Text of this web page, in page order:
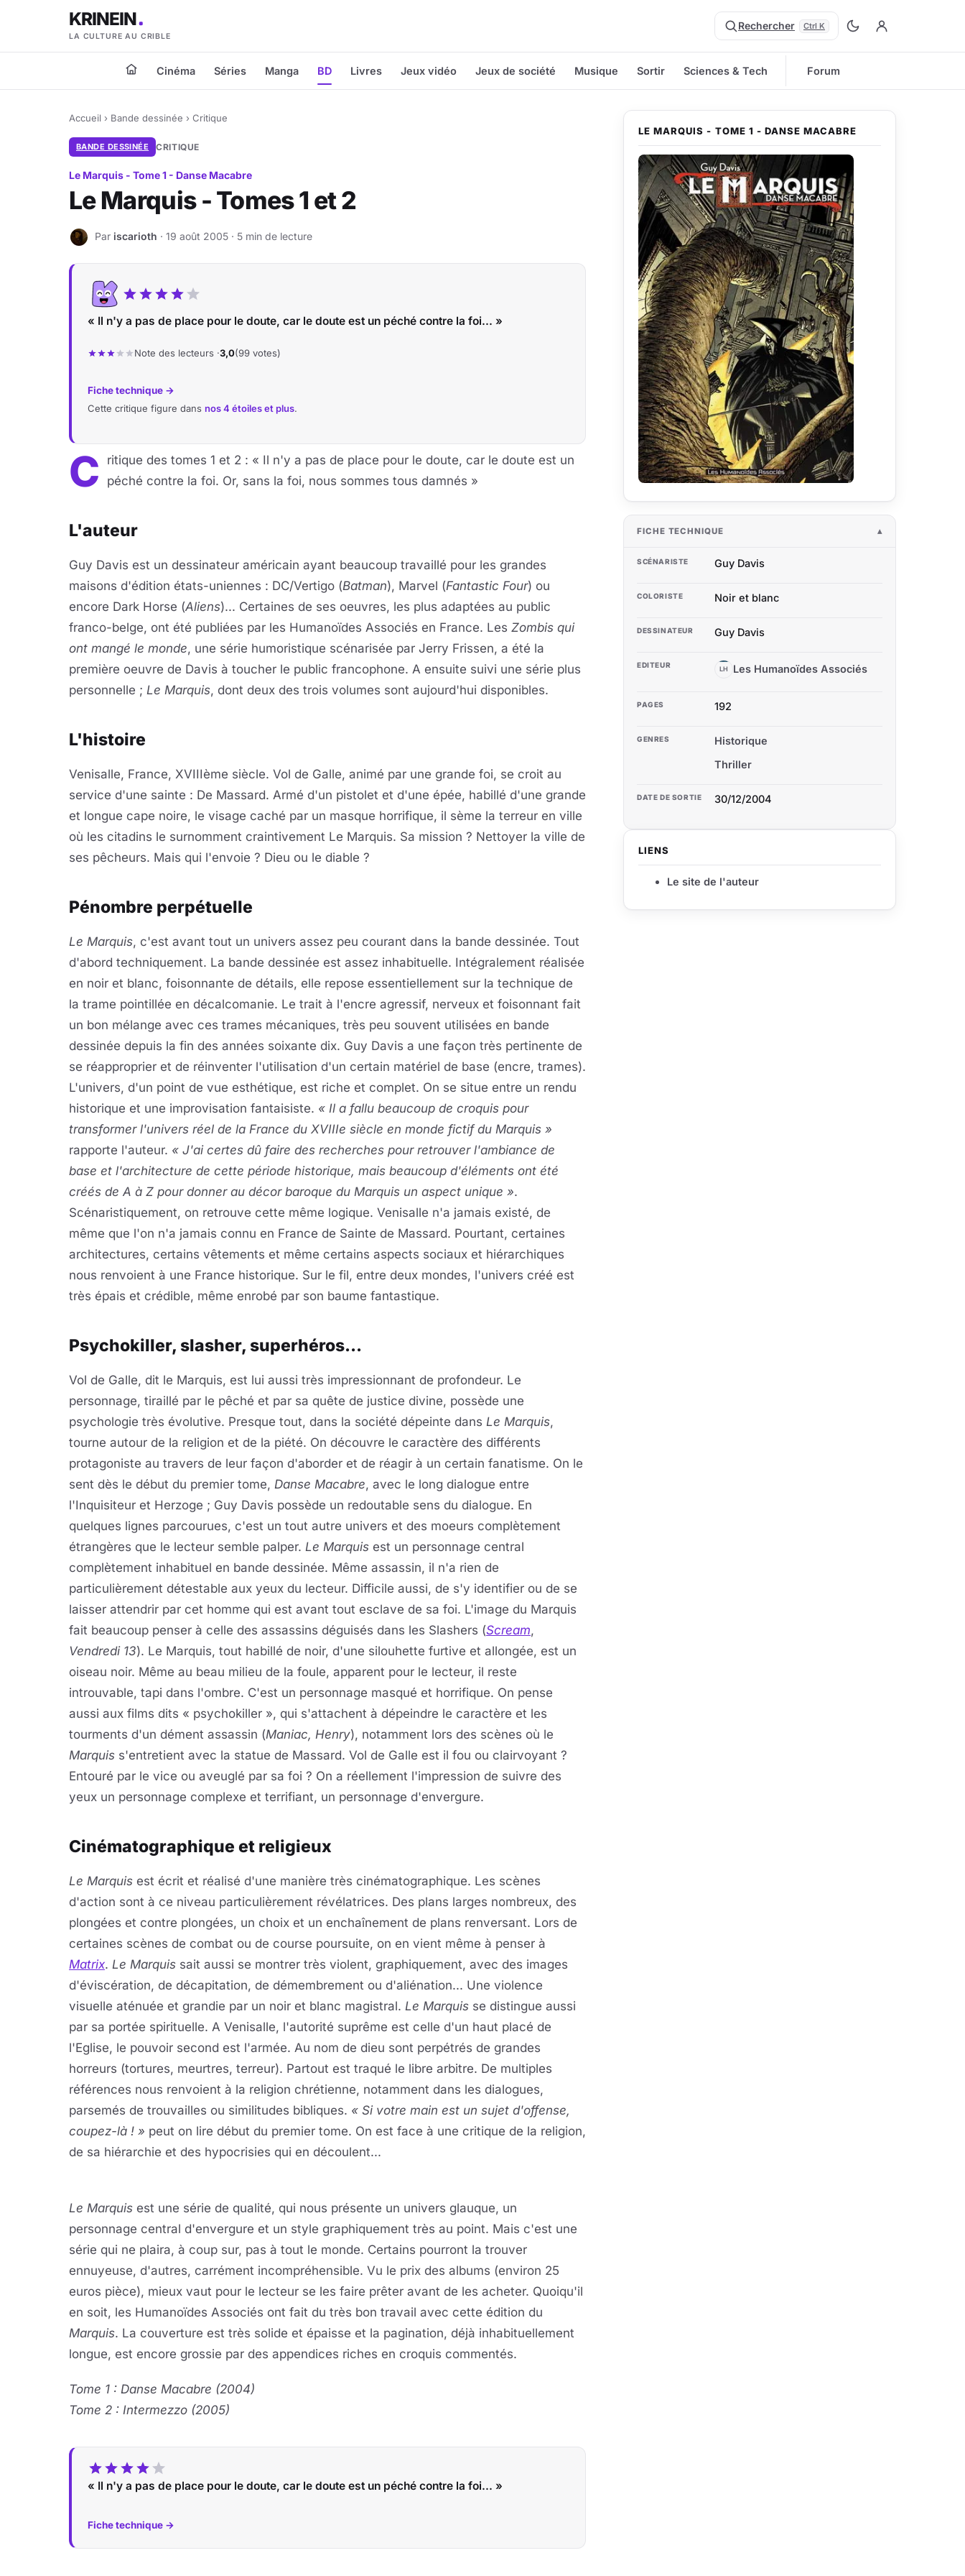
KRINEIN
LA CULTURE AU CRIBLE
Rechercher Ctrl K
Cinéma Séries Manga BD Livres Jeux vidéo Jeux de société Musique Sortir Sciences & Tech Forum
Accueil › Bande dessinée › Critique
BANDE DESSINÉE CRITIQUE
Le Marquis - Tome 1 - Danse Macabre
Le Marquis - Tomes 1 et 2
I Par iscarioth · 19 août 2005 · 5 min de lecture
« Il n'y a pas de place pour le doute, car le doute est un péché contre la foi... »
Note des lecteurs ·3,0(99 votes)
Fiche technique →
Cette critique figure dans nos 4 étoiles et plus.
C
ritique des tomes 1 et 2 : « Il n'y a pas de place pour le doute, car le doute est un
péché contre la foi. Or, sans la foi, nous sommes tous damnés »
L'auteur
Guy Davis est un dessinateur américain ayant beaucoup travaillé pour les grandes
maisons d'édition états-uniennes : DC/Vertigo (Batman), Marvel (Fantastic Four) ou
encore Dark Horse (Aliens)... Certaines de ses oeuvres, les plus adaptées au public
franco-belge, ont été publiées par les Humanoïdes Associés en France. Les Zombis qui
ont mangé le monde, une série humoristique scénarisée par Jerry Frissen, a été la
première oeuvre de Davis à toucher le public francophone. A ensuite suivi une série plus
personnelle ; Le Marquis, dont deux des trois volumes sont aujourd'hui disponibles.
L'histoire
Venisalle, France, XVIIIème siècle. Vol de Galle, animé par une grande foi, se croit au
service d'une sainte : De Massard. Armé d'un pistolet et d'une épée, habillé d'une grande
et longue cape noire, le visage caché par un masque horrifique, il sème la terreur en ville
où les citadins le surnomment craintivement Le Marquis. Sa mission ? Nettoyer la ville de
ses pêcheurs. Mais qui l'envoie ? Dieu ou le diable ?
Pénombre perpétuelle
Le Marquis, c'est avant tout un univers assez peu courant dans la bande dessinée. Tout
d'abord techniquement. La bande dessinée est assez inhabituelle. Intégralement réalisée
en noir et blanc, foisonnante de détails, elle repose essentiellement sur la technique de
la trame pointillée en décalcomanie. Le trait à l'encre agressif, nerveux et foisonnant fait
un bon mélange avec ces trames mécaniques, très peu souvent utilisées en bande
dessinée depuis la fin des années soixante dix. Guy Davis a une façon très pertinente de
se réapproprier et de réinventer l'utilisation d'un certain matériel de base (encre, trames).
L'univers, d'un point de vue esthétique, est riche et complet. On se situe entre un rendu
historique et une improvisation fantaisiste. « Il a fallu beaucoup de croquis pour
transformer l'univers réel de la France du XVIIIe siècle en monde fictif du Marquis »
rapporte l'auteur. « J'ai certes dû faire des recherches pour retrouver l'ambiance de
base et l'architecture de cette période historique, mais beaucoup d'éléments ont été
créés de A à Z pour donner au décor baroque du Marquis un aspect unique ».
Scénaristiquement, on retrouve cette même logique. Venisalle n'a jamais existé, de
même que l'on n'a jamais connu en France de Sainte de Massard. Pourtant, certaines
architectures, certains vêtements et même certains aspects sociaux et hiérarchiques
nous renvoient à une France historique. Sur le fil, entre deux mondes, l'univers créé est
très épais et crédible, même enrobé par son baume fantastique.
Psychokiller, slasher, superhéros...
Vol de Galle, dit le Marquis, est lui aussi très impressionnant de profondeur. Le
personnage, tiraillé par le pêché et par sa quête de justice divine, possède une
psychologie très évolutive. Presque tout, dans la société dépeinte dans Le Marquis,
tourne autour de la religion et de la piété. On découvre le caractère des différents
protagoniste au travers de leur façon d'aborder et de réagir à un certain fanatisme. On le
sent dès le début du premier tome, Danse Macabre, avec le long dialogue entre
l'Inquisiteur et Herzoge ; Guy Davis possède un redoutable sens du dialogue. En
quelques lignes parcourues, c'est un tout autre univers et des moeurs complètement
étrangères que le lecteur semble palper. Le Marquis est un personnage central
complètement inhabituel en bande dessinée. Même assassin, il n'a rien de
particulièrement détestable aux yeux du lecteur. Difficile aussi, de s'y identifier ou de se
laisser attendrir par cet homme qui est avant tout esclave de sa foi. L'image du Marquis
fait beaucoup penser à celle des assassins déguisés dans les Slashers (Scream,
Vendredi 13). Le Marquis, tout habillé de noir, d'une silouhette furtive et allongée, est un
oiseau noir. Même au beau milieu de la foule, apparent pour le lecteur, il reste
introuvable, tapi dans l'ombre. C'est un personnage masqué et horrifique. On pense
aussi aux films dits « psychokiller », qui s'attachent à dépeindre le caractère et les
tourments d'un dément assassin (Maniac, Henry), notamment lors des scènes où le
Marquis s'entretient avec la statue de Massard. Vol de Galle est il fou ou clairvoyant ?
Entouré par le vice ou aveuglé par sa foi ? On a réellement l'impression de suivre des
yeux un personnage complexe et terrifiant, un personnage d'envergure.
Cinématographique et religieux
Le Marquis est écrit et réalisé d'une manière très cinématographique. Les scènes
d'action sont à ce niveau particulièrement révélatrices. Des plans larges nombreux, des
plongées et contre plongées, un choix et un enchaînement de plans renversant. Lors de
certaines scènes de combat ou de course poursuite, on en vient même à penser à
Matrix. Le Marquis sait aussi se montrer très violent, graphiquement, avec des images
d'éviscération, de décapitation, de démembrement ou d'aliénation... Une violence
visuelle aténuée et grandie par un noir et blanc magistral. Le Marquis se distingue aussi
par sa portée spirituelle. A Venisalle, l'autorité suprême est celle d'un haut placé de
l'Eglise, le pouvoir second est l'armée. Au nom de dieu sont perpétrés de grandes
horreurs (tortures, meurtres, terreur). Partout est traqué le libre arbitre. De multiples
références nous renvoient à la religion chrétienne, notamment dans les dialogues,
parsemés de trouvailles ou similitudes bibliques. « Si votre main est un sujet d'offense,
coupez-là ! » peut on lire début du premier tome. On est face à une critique de la religion,
de sa hiérarchie et des hypocrisies qui en découlent...
Le Marquis est une série de qualité, qui nous présente un univers glauque, un
personnage central d'envergure et un style graphiquement très au point. Mais c'est une
série qui ne plaira, à coup sur, pas à tout le monde. Certains pourront la trouver
ennuyeuse, d'autres, carrément incompréhensible. Vu le prix des albums (environ 25
euros pièce), mieux vaut pour le lecteur se les faire prêter avant de les acheter. Quoiqu'il
en soit, les Humanoïdes Associés ont fait du très bon travail avec cette édition du
Marquis. La couverture est très solide et épaisse et la pagination, déjà inhabituellement
longue, est encore grossie par des appendices riches en croquis commentés.
Tome 1 : Danse Macabre (2004)
Tome 2 : Intermezzo (2005)
« Il n'y a pas de place pour le doute, car le doute est un péché contre la foi... »
Fiche technique →
LE MARQUIS - TOME 1 - DANSE MACABRE
FICHE TECHNIQUE
SCÉNARISTE Guy Davis
COLORISTE Noir et blanc
DESSINATEUR Guy Davis
EDITEUR LH Les Humanoïdes Associés
PAGES 192
GENRES
Historique
Thriller
DATE DE SORTIE 30/12/2004
LIENS
Le site de l'auteur